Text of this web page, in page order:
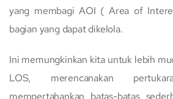
yang membagi AOI ( Area of
bagian yang dapat dikelola.
Ini memungkinkan kita untuk lebih
LOS, merencanakan